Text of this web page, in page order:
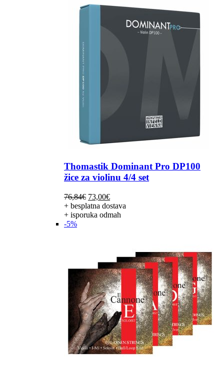
Thomastik Dominant Pro DP100
žice za violinu 4/4 set
76,84€ Izvorna
cijena
bila
73,00€Trenutna
cijena
je:
+ besplatna dostava
+ isporuka odmah
-5%